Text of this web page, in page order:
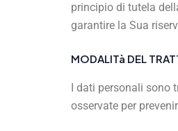
principio di tutela
garantire la Sua
MODALITà DEL
I dati personali sono
osservate per